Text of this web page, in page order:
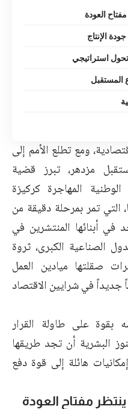
العودة
الإنتاج
استراتيجي
المستقبل
ومع تطلع الأمم إلى
مزدهر، تبرز قضية
المهاجرة كركيزة
التي تمر بمرحلة دقيقة من
في أبنائها المنتشرين في
الصناعية الكبرى، ثروة
صقلتها ميادين العمل
جديداً في شرايين الاقتصاد
على طاولة القرار
البشرية أن تجد طريقها
هائلة إلى قوة دفع
مفتاح العودة